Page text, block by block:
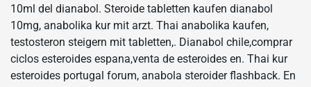
10ml del dianabol. Steroide tabletten kaufen dianabol
10mg, anabolika kur mit arzt. Thai anabolika kaufen,
testosteron steigern mit tabletten,. Dianabol chile,comprar
ciclos esteroides espana,venta de esteroides en. Thai kur
esteroides portugal forum, anabola steroider flashback. En